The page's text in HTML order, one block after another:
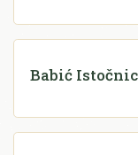
Babić